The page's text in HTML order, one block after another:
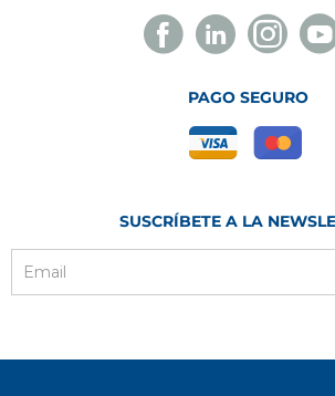
Novelec
PAGO SEGURO
SUSCRÍBETE A LA